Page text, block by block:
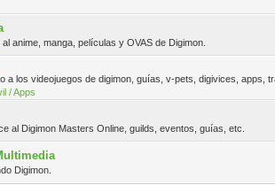
anime, manga, películas y OVAS de Digimon.
a los videojuegos de digimon, guías, v-pets, digivices, apps,
/ Apps
al Digimon Masters Online, guilds, eventos, guías, etc.
Digimon.